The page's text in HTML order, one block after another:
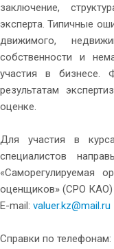
заключение,
эксперта. Типичные
движимого,
собственности и
участия в бизнесе.
результатам
оценке.
Для участия в
специалистов
«Саморегулируемая
оценщиков» (СРО КАО)
Е-mail: valuer.kz@mail.ru
Справки по